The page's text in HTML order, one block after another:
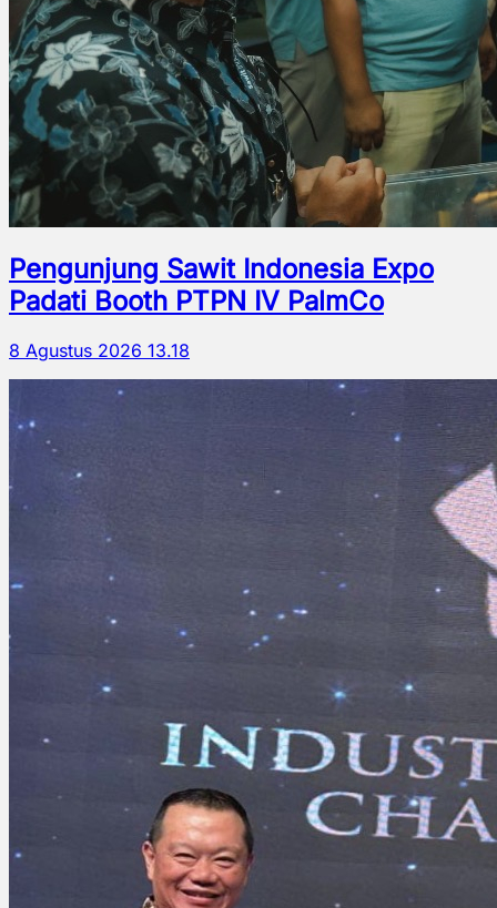
Pengunjung Sawit Indonesia Expo
Padati Booth PTPN IV PalmCo
8 Agustus 2026 13.18